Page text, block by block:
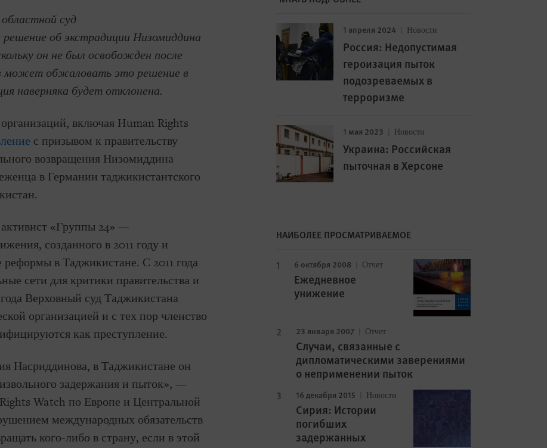
суд
решение об экстрадиции Низомиддина
он не был освобожден после
может обжаловать это решение в
наверняка будет отклонена.
включая Human Rights
с призывом к правительству
возвращения Низомиддина
в Германии таджикистантского
«Группы 24» —
созданного в 2011 году и
в Таджикистане. С 2011 года
сети для критики правительства и
Верховный суд Таджикистана
организацией и с тех пор членство
как преступление.
Насриддинова, в Таджикистане он
задержания и пыток», —
Watch по Европе и Центральной
международных обязательств
кого-либо в страну, если в этой
1 апреля 2024 Новости
Россия: Недопустимая
героизация пыток
подозреваемых в
терроризме
1 мая 2023 Новости
Украина: Российская
пыточная в Херсоне
НАИБОЛЕЕ ПРОСМАТРИВАЕМОЕ
6 октября 2008 Отчет
Ежедневное
унижение
23 января 2007 Отчет
Случаи, связанные с
дипломатическими заверениями
о неприменении пыток
16 декабря 2015 Новости
Сирия: Истории
погибших
задержанных